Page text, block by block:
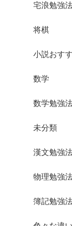
宅浪勉強
将棋
小説おす
数学
数学勉強
未分類
漢文勉強
物理勉強
簿記勉強